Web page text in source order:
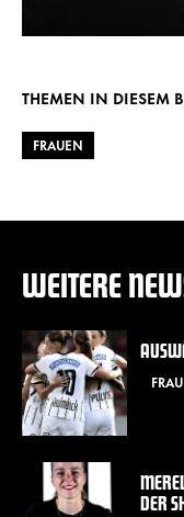
THEMEN IN DIESEM
FRAUEN
WEITERE
DER